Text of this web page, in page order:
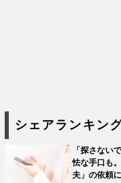
シェアランキン
「探さない
怯な手口も
夫」の依頼